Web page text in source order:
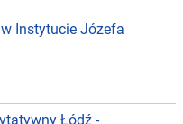
Instytucie Józefa
Łódź -